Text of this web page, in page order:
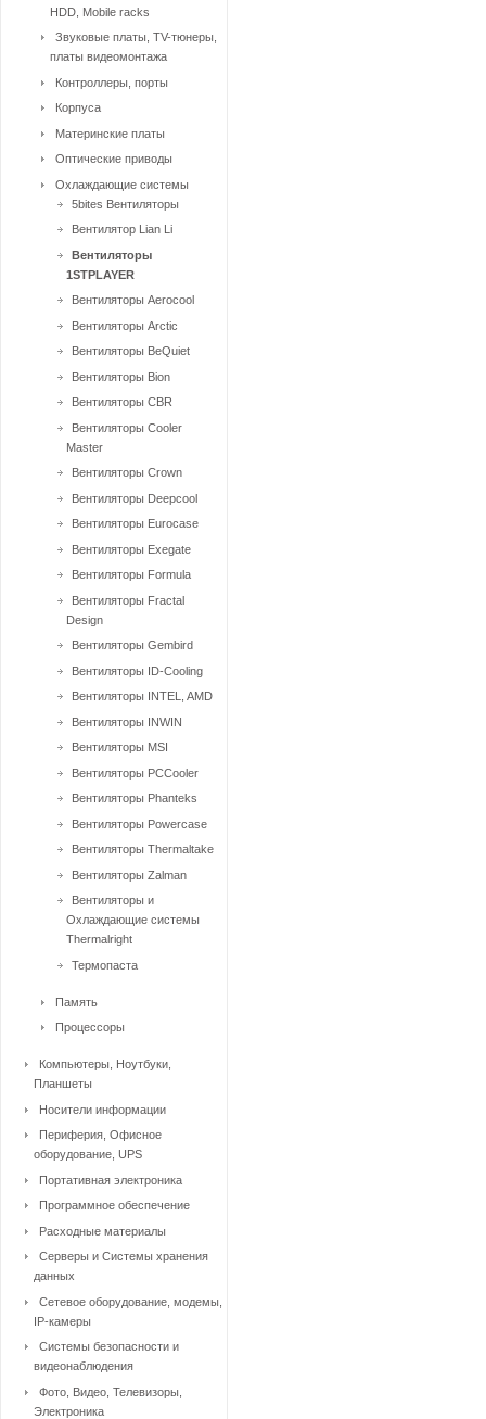
HDD, Mobile racks
Звуковые платы, TV-тюнеры,
платы видеомонтажа
Контроллеры, порты
Корпуса
Материнские платы
Оптические приводы
Охлаждающие системы
5bites Вентиляторы
Вентилятор Lian Li
Вентиляторы
1STPLAYER
Вентиляторы Aerocool
Вентиляторы Arctic
Вентиляторы BeQuiet
Вентиляторы Bion
Вентиляторы CBR
Вентиляторы Cooler
Master
Вентиляторы Crown
Вентиляторы Deepcool
Вентиляторы Eurocase
Вентиляторы Exegate
Вентиляторы Formula
Вентиляторы Fractal
Design
Вентиляторы Gembird
Вентиляторы ID-Cooling
Вентиляторы INTEL, AMD
Вентиляторы INWIN
Вентиляторы MSI
Вентиляторы PCCooler
Вентиляторы Phanteks
Вентиляторы Powercase
Вентиляторы Thermaltake
Вентиляторы Zalman
Вентиляторы и
Охлаждающие системы
Thermalright
Термопаста
Память
Процессоры
Компьютеры, Ноутбуки,
Планшеты
Носители информации
Периферия, Офисное
оборудование, UPS
Портативная электроника
Программное обеспечение
Расходные материалы
Серверы и Системы хранения
данных
Сетевое оборудование, модемы,
IP-камеры
Системы безопасности и
видеонаблюдения
Фото, Видео, Телевизоры,
Электроника